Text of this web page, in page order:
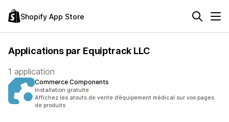
Shopify App Store
Applications par Equiptrack LLC
1 application
Commerce Components
Installation gratuite
Affichez les atouts de vente d’équipement médical sur vos pages
de produits